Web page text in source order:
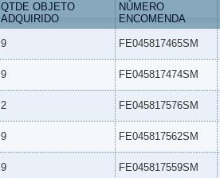
QTDE OBJETO
ADQUIRIDO
NÚMERO
ENCOMENDA
9 FE045817465SM
9 FE045817474SM
2 FE045817576SM
9 FE045817562SM
9 FE045817559SM